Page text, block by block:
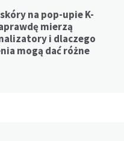
na pop-upie K-
mierzą
i dlaczego
mogą dać różne